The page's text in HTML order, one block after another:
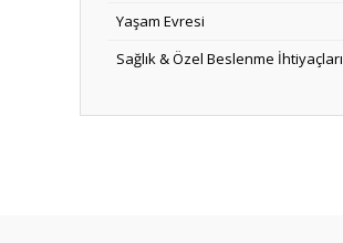
Yaşam Evresi
Sağlık & Özel Beslenme İhtiyaçları